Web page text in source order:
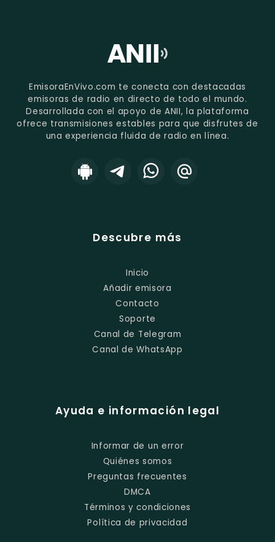
EmisoraEnVivo.com te conecta con destacadas
emisoras de radio en directo de todo el mundo.
Desarrollada con el apoyo de ANII, la plataforma
ofrece transmisiones estables para que disfrutes de
una experiencia fluida de radio en línea.
Descubre más
Inicio
Añadir emisora
Contacto
Soporte
Canal de Telegram
Canal de WhatsApp
Ayuda e información legal
Informar de un error
Quiénes somos
Preguntas frecuentes
DMCA
Términos y condiciones
Política de privacidad